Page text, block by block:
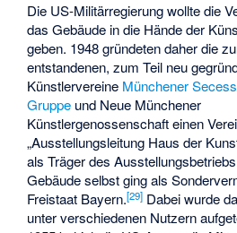
Die US-Militärregierung wollte die
das Gebäude in die Hände der
geben. 1948 gründeten daher die
entstandenen, zum Teil neu
Künstlervereine Münchener
Gruppe und Neue Münchener
Künstlergenossenschafteinen
„Ausstellungsleitung Haus der
als Träger des
Gebäude selbst ging als
Freistaat Bayern.[29] Dabei wurde
unter verschiedenen Nutzern